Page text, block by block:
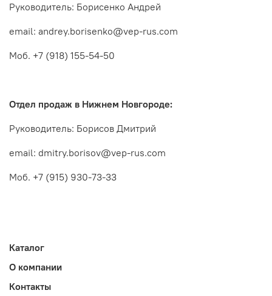
Руководитель: Борисенко Андрей
email: andrey.borisenko@vep-rus.com
Моб. +7 (918) 155-54-50
Отдел продаж в Нижнем Новгороде:
Руководитель: Борисов Дмитрий
email: dmitry.borisov@vep-rus.com
Каталог
О компании
Контакты